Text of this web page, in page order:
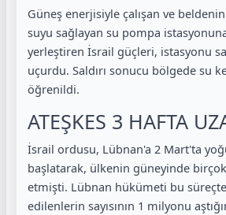
Güneş enerjisiyle çalışan ve
suyu sağlayan su pompa istasyonuna
yerleştiren İsrail güçleri, istasyonu
uçurdu. Saldırı sonucu bölgede su
öğrenildi.
ATEŞKES 3 HAFTA
İsrail ordusu, Lübnan'a 2 Mart'ta
başlatarak, ülkenin güneyinde
etmişti. Lübnan hükümeti bu
edilenlerin sayısının 1 milyonu